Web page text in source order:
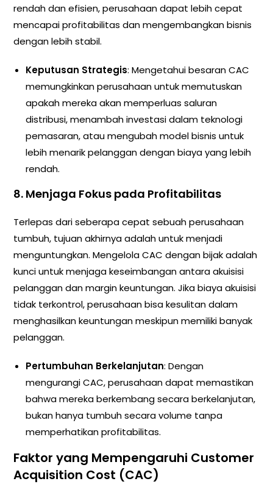
rendah dan efisien, perusahaan dapat lebih cepat
mencapai profitabilitas dan mengembangkan bisnis
dengan lebih stabil.
Keputusan Strategis: Mengetahui besaran CAC
memungkinkan perusahaan untuk memutuskan
apakah mereka akan memperluas saluran
distribusi, menambah investasi dalam teknologi
pemasaran, atau mengubah model bisnis untuk
lebih menarik pelanggan dengan biaya yang lebih
rendah.
8. Menjaga Fokus pada Profitabilitas
Terlepas dari seberapa cepat sebuah perusahaan
tumbuh, tujuan akhirnya adalah untuk menjadi
menguntungkan. Mengelola CAC dengan bijak adalah
kunci untuk menjaga keseimbangan antara akuisisi
pelanggan dan margin keuntungan. Jika biaya akuisisi
tidak terkontrol, perusahaan bisa kesulitan dalam
menghasilkan keuntungan meskipun memiliki banyak
pelanggan.
Pertumbuhan Berkelanjutan: Dengan
mengurangi CAC, perusahaan dapat memastikan
bahwa mereka berkembang secara berkelanjutan,
bukan hanya tumbuh secara volume tanpa
memperhatikan profitabilitas.
Faktor yang Mempengaruhi Customer
Acquisition Cost (CAC)